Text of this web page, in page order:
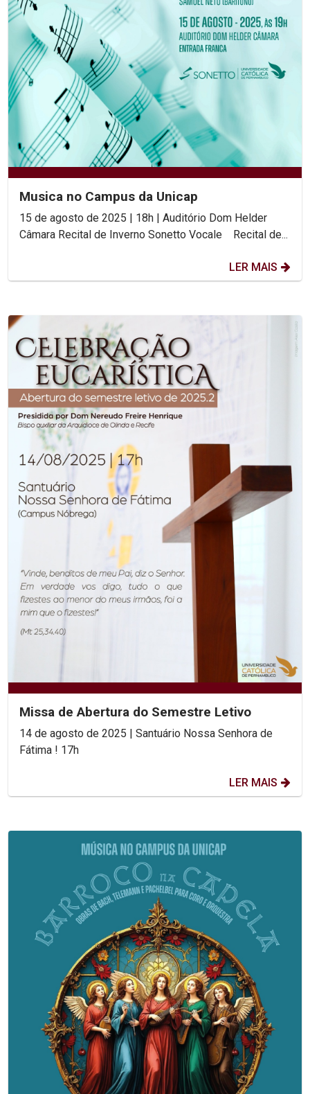
Musica no Campus da Unicap
15 de agosto de 2025 | 18h | Auditório Dom Helder
Câmara Recital de Inverno Sonetto Vocale Recital de...
LER MAIS
Missa de Abertura do Semestre Letivo
14 de agosto de 2025 | Santuário Nossa Senhora de
Fátima ! 17h
LER MAIS